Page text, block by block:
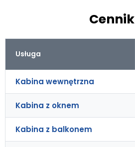
Cennik
Usługa
Kabina wewnętrzna
Kabina z oknem
Kabina z balkonem